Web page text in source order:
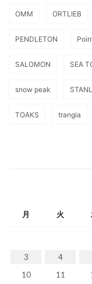
OMM ORTLIEB
PENDLETON
SALOMON SEA
snow peak
TOAKS trangia
月 火
3
4
10
11